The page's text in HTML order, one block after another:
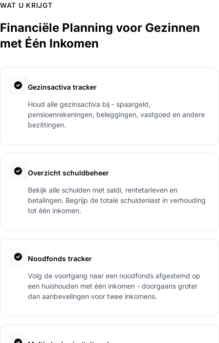
WAT U KRIJGT
Financiële Planning voor Gezinnen
met Één Inkomen
Gezinsactiva tracker
Houd alle gezinsactiva bij - spaargeld,
pensioenrekeningen, beleggingen, vastgoed en andere
bezittingen.
Overzicht schuldbeheer
Bekijk alle schulden met saldi, rentetarieven en
betalingen. Begrijp de totale schuldenlast in verhouding
tot één inkomen.
Noodfonds tracker
Volg de voortgang naar een noodfonds afgestemd op
een huishouden met één inkomen - doorgaans groter
dan aanbevelingen voor twee inkomens.